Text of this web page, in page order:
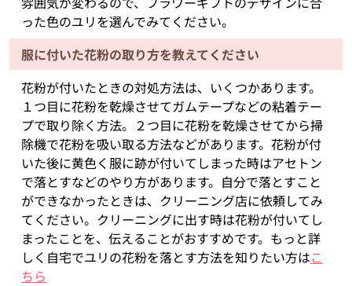
った色のユリを選んでみてください。
服に付いた花粉の取り方を教えてください
花粉が付いたときの対処方法は、いくつかあります。
１つ目に花粉を乾燥させてガムテープなどの粘着テー
プで取り除く方法。２つ目に花粉を乾燥させてから掃
除機で花粉を吸い取る方法などがあります。花粉が付
いた後に黄色く服に跡が付いてしまった時はアセトン
で落とすなどのやり方があります。自分で落とすこと
ができなかったときは、クリーニング店に依頼してみ
てください。クリーニングに出す時は花粉が付いてし
まったことを、伝えることがおすすめです。もっと詳
しく自宅でユリの花粉を落とす方法を知りたい方はこ
ちら